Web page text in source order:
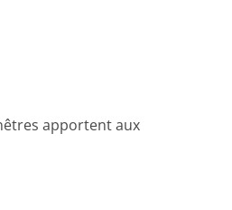
apportent aux